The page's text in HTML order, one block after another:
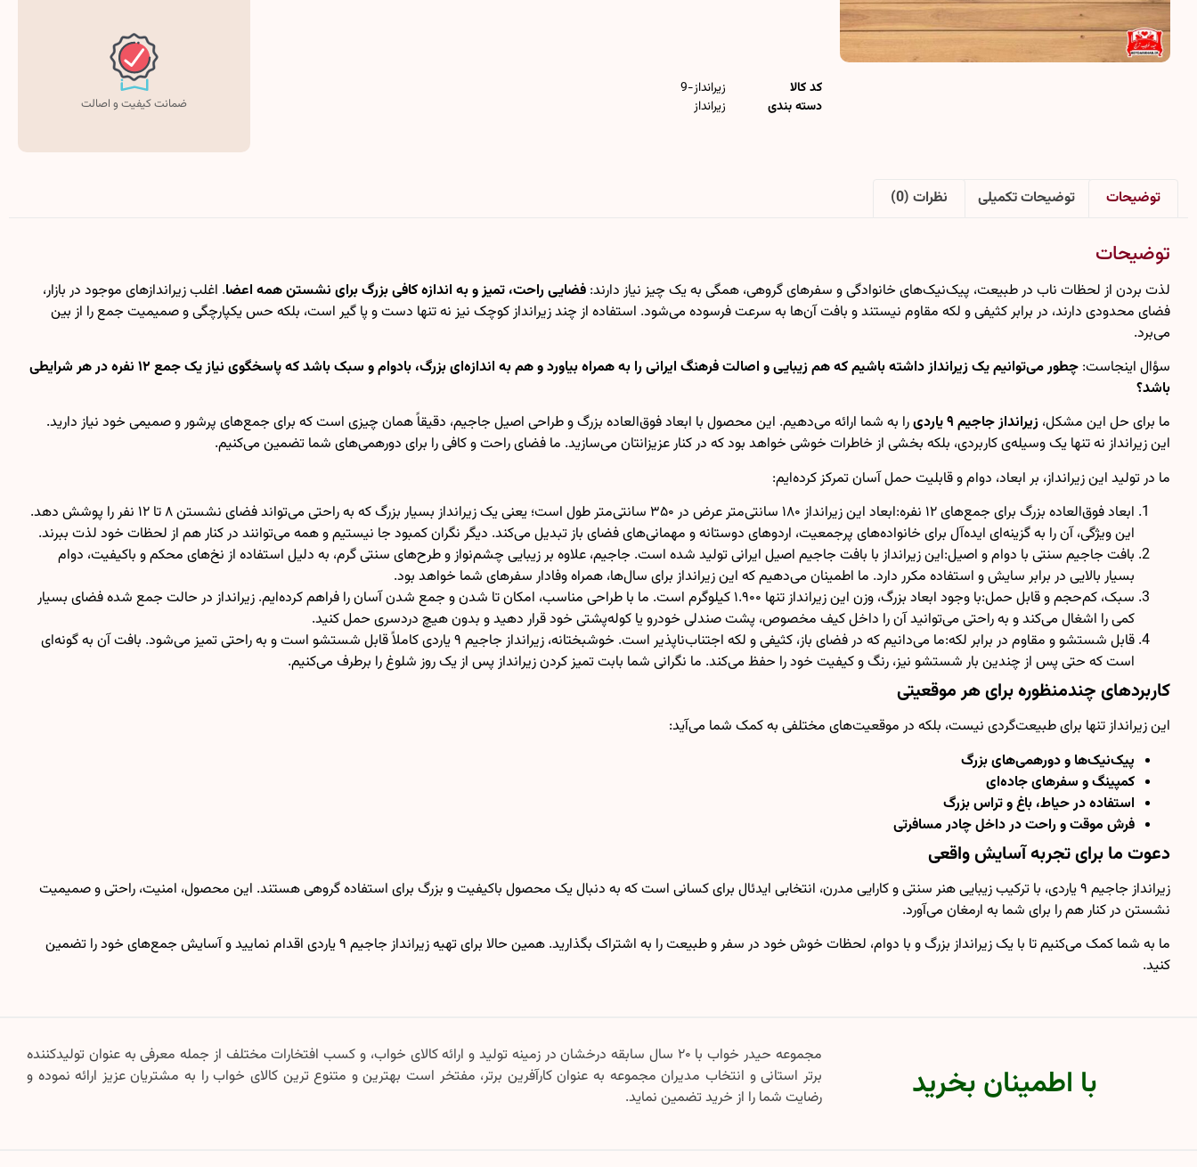
کد کالا
زیرانداز-9
دسته بندی
زیرانداز ضمانت کیفیت و اصالت
توضیحات توضیحات تکمیلی نظرات (0)
توضیحات
لذت بردن از لحظات ناب در طبیعت، پیک‌نیک‌های خانوادگی و سفرهای گروهی، همگی به یک چیز نیاز دارند: فضایی راحت، تمیز و به اندازه کافی بزرگ برای نشستن همه اعضا. اغلب زیراندازهای موجود در بازار،
فضای محدودی دارند، در برابر کثیفی و لکه مقاوم نیستند و بافت آن‌ها به سرعت فرسوده می‌شود. استفاده از چند زیرانداز کوچک نیز نه تنها دست و پا گیر است، بلکه حس یکپارچگی و صمیمیت جمع را از بین
می‌برد.
سؤال اینجاست:
چطور می‌توانیم یک زیرانداز داشته باشیم که هم زیبایی و اصالت فرهنگ ایرانی را به همراه بیاورد و هم به اندازه‌ای بزرگ، بادوام و سبک باشد که پاسخگوی نیاز یک جمع ۱۲ نفره در هر شرایطی
باشد؟
ما برای حل این مشکل، زیرانداز جاجیم ۹ یاردی
را به شما ارائه می‌دهیم. این محصول با ابعاد فوق‌العاده بزرگ و طراحی اصیل جاجیم، دقیقاً همان چیزی است که برای جمع‌های پرشور و صمیمی خود نیاز دارید.
این زیرانداز نه تنها یک وسیله‌ی کاربردی، بلکه بخشی از خاطرات خوشی خواهد بود که در کنار عزیزانتان می‌سازید. ما فضای راحت و کافی را برای دورهمی‌های شما تضمین می‌کنیم.
ما در تولید این زیرانداز، بر ابعاد، دوام و قابلیت حمل آسان تمرکز کرده‌ایم:
ابعاد فوق‌العاده بزرگ برای جمع‌های ۱۲ نفره:ابعاد این زیرانداز ۱۸۰ سانتی‌متر عرض در ۳۵۰ سانتی‌متر طول است؛ یعنی یک زیرانداز بسیار بزرگ که به راحتی می‌تواند فضای نشستن ۸ تا ۱۲ نفر را پوشش دهد.
این ویژگی، آن را به گزینه‌ای ایده‌آل برای خانواده‌های پرجمعیت، اردوهای دوستانه و مهمانی‌های فضای باز تبدیل می‌کند. دیگر نگران کمبود جا نیستیم و همه می‌توانند در کنار هم از لحظات خود لذت ببرند.
بافت جاجیم سنتی با دوام و اصیل:این زیرانداز با بافت جاجیم اصیل ایرانی تولید شده است. جاجیم، علاوه بر زیبایی چشم‌نواز و طرح‌های سنتی گرم، به دلیل استفاده از نخ‌های محکم و باکیفیت، دوام
بسیار بالایی در برابر سایش و استفاده مکرر دارد. ما اطمینان می‌دهیم که این زیرانداز برای سال‌ها، همراه وفادار سفرهای شما خواهد بود.
سبک، کم‌حجم و قابل حمل:با وجود ابعاد بزرگ، وزن این زیرانداز تنها ۱.۹۰۰ کیلوگرم است. ما با طراحی مناسب، امکان تا شدن و جمع شدن آسان را فراهم کرده‌ایم. زیرانداز در حالت جمع شده فضای بسیار
کمی را اشغال می‌کند و به راحتی می‌توانید آن را داخل کیف مخصوص، پشت صندلی خودرو یا کوله‌پشتی خود قرار دهید و بدون هیچ دردسری حمل کنید.
قابل شستشو و مقاوم در برابر لکه:ما می‌دانیم که در فضای باز، کثیفی و لکه اجتناب‌ناپذیر است. خوشبختانه، زیرانداز جاجیم ۹ یاردی کاملاً قابل شستشو است و به راحتی تمیز می‌شود. بافت آن به گونه‌ای
است که حتی پس از چندین بار شستشو نیز، رنگ و کیفیت خود را حفظ می‌کند. ما نگرانی شما بابت تمیز کردن زیرانداز پس از یک روز شلوغ را برطرف می‌کنیم.
کاربردهای چندمنظوره برای هر موقعیتی
این زیرانداز تنها برای طبیعت‌گردی نیست، بلکه در موقعیت‌های مختلفی به کمک شما می‌آید:
پیک‌نیک‌ها و دورهمی‌های بزرگ
کمپینگ و سفرهای جاده‌ای
استفاده در حیاط، باغ و تراس بزرگ
فرش موقت و راحت در داخل چادر مسافرتی
دعوت ما برای تجربه آسایش واقعی
زیرانداز جاجیم ۹ یاردی، با ترکیب زیبایی هنر سنتی و کارایی مدرن، انتخابی ایدئال برای کسانی است که به دنبال یک محصول باکیفیت و بزرگ برای استفاده گروهی هستند. این محصول، امنیت، راحتی و صمیمیت
نشستن در کنار هم را برای شما به ارمغان می‌آورد.
ما به شما کمک می‌کنیم تا با یک زیرانداز بزرگ و با دوام، لحظات خوش خود در سفر و طبیعت را به اشتراک بگذارید. همین حالا برای تهیه زیرانداز جاجیم ۹ یاردی اقدام نمایید و آسایش جمع‌های خود را تضمین
کنید.
با اطمینان بخرید
مجموعه حیدر خواب با ۲۰ سال سابقه درخشان در زمینه تولید و ارائه کالای خواب، و کسب افتخارات مختلف از جمله معرفی به عنوان تولیدکننده
برتر استانی و انتخاب مدیران مجموعه به عنوان کارآفرین برتر، مفتخر است بهترین و متنوع ترین کالای خواب را به مشتریان عزیز ارائه نموده و
رضایت شما را از خرید تضمین نماید.